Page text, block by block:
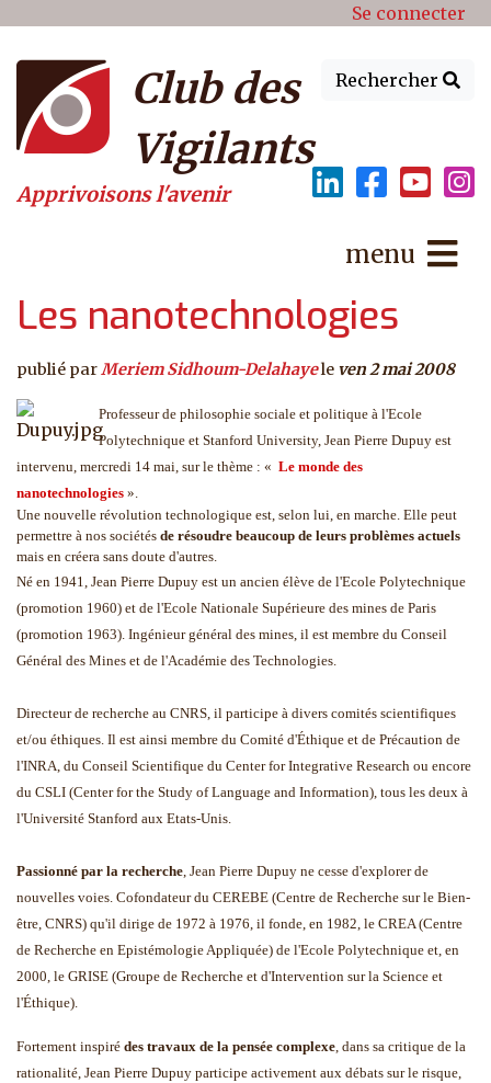
Menu du compte de Se connecter
Rechercher
Club des
Vigilants
Apprivoisons l'avenir
menu
Les nanotechnologies
publié parMeriem Sidhoum-Delahayele ven 2 mai 2008
Professeur de philosophie sociale et politique à l'Ecole
Polytechnique et Stanford University, Jean Pierre Dupuy est
intervenu, mercredi 14 mai, sur le thème : « Le monde des
nanotechnologies ».
Une nouvelle révolution technologique est, selon lui, en marche. Elle peut
permettre à nos sociétés de résoudre beaucoup de leurs problèmes actuels
mais en créera sans doute d'autres.
Né en 1941, Jean Pierre Dupuy est un ancien élève de l'Ecole Polytechnique
(promotion 1960) et de l'Ecole Nationale Supérieure des mines de Paris
(promotion 1963). Ingénieur général des mines, il est membre du Conseil
Général des Mines et de l'Académie des Technologies.
Directeur de recherche au CNRS, il participe à divers comités scientifiques
et/ou éthiques. Il est ainsi membre du Comité d'Éthique et de Précaution de
l'INRA, du Conseil Scientifique du Center for Integrative Research ou encore
du CSLI (Center for the Study of Language and Information), tous les deux à
l'Université Stanford aux Etats-Unis.
Passionné par la recherche, Jean Pierre Dupuy ne cesse d'explorer de
nouvelles voies. Cofondateur du CEREBE (Centre de Recherche sur le Bien-
être, CNRS) qu'il dirige de 1972 à 1976, il fonde, en 1982, le CREA (Centre
de Recherche en Epistémologie Appliquée) de l'Ecole Polytechnique et, en
2000, le GRISE (Groupe de Recherche et d'Intervention sur la Science et
l'Éthique).
Fortement inspiré des travaux de la pensée complexe, dans sa critique de la
rationalité, Jean Pierre Dupuy participe activement aux débats sur le risque,